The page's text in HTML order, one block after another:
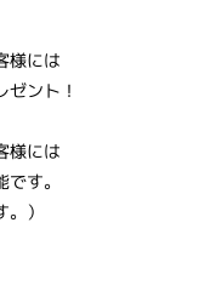
様には
ント！
様には
す。
）